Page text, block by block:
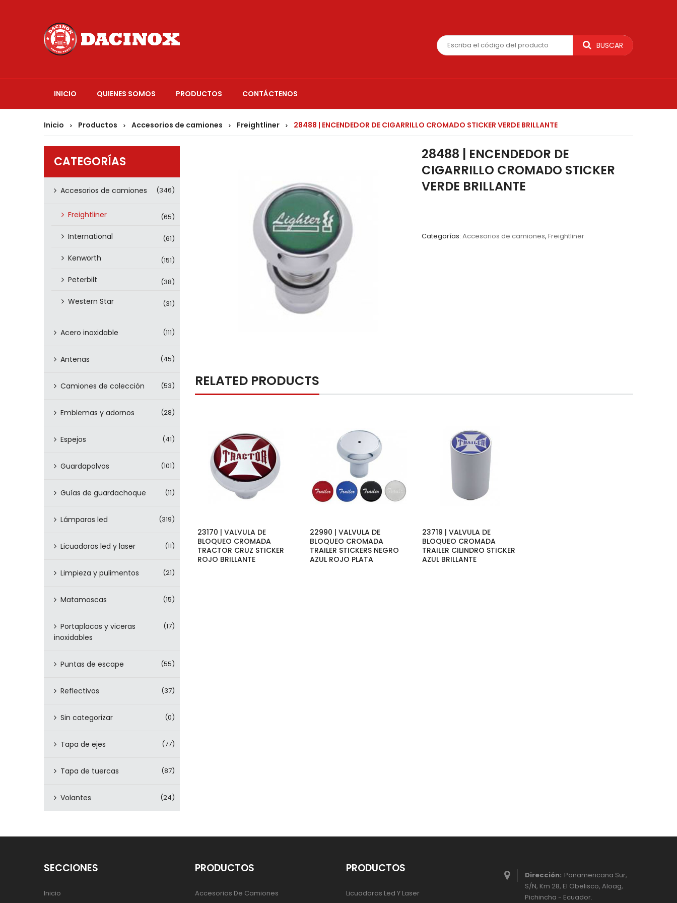
BUSCAR
INICIO QUIENES SOMOS PRODUCTOS CONTÁCTENOS
Inicio > Productos > Accesorios de camiones > Freightliner > 28488 | ENCENDEDOR DE CIGARRILLO CROMADO STICKER VERDE BRILLANTE
CATEGORÍAS
Accesorios de camiones (346)
Freightliner (65)
International (61)
Kenworth (151)
Peterbilt (38)
Western Star (31)
Acero inoxidable (111)
Antenas (45)
Camiones de colección (53)
Emblemas y adornos (28)
Espejos (41)
Guardapolvos (101)
Guías de guardachoque (11)
Lámparas led (319)
Licuadoras led y laser (11)
Limpieza y pulimentos (21)
Matamoscas (15)
Portaplacas y viceras
inoxidables
(17)
Puntas de escape (55)
Reflectivos (37)
Sin categorizar (0)
Tapa de ejes (77)
Tapa de tuercas (87)
Volantes (24)
28488 | ENCENDEDOR DE
CIGARRILLO CROMADO STICKER
VERDE BRILLANTE
Categorías: Accesorios de camiones, Freightliner
RELATED PRODUCTS
23170 | VALVULA DE
BLOQUEO CROMADA
TRACTOR CRUZ STICKER
ROJO BRILLANTE
22990 | VALVULA DE
BLOQUEO CROMADA
TRAILER STICKERS NEGRO
AZUL ROJO PLATA
23719 | VALVULA DE
BLOQUEO CROMADA
TRAILER CILINDRO STICKER
AZUL BRILLANTE
Dirección: Panamericana Sur,
S/N, Km 28, El Obelisco, Aloag,
Pichincha - Ecuador.
SECCIONES
Inicio
PRODUCTOS
Accesorios De Camiones
PRODUCTOS
Licuadoras Led Y Laser